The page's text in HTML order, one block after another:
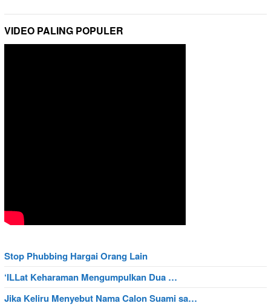
VIDEO PALING POPULER
Stop Phubbing Hargai Orang Lain
‘ILLat Keharaman Mengumpulkan Dua …
Jika Keliru Menyebut Nama Calon Suami sa…